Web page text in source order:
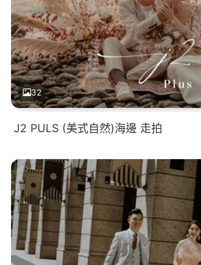
32
J2 PULS (美式自然)海邊 走拍